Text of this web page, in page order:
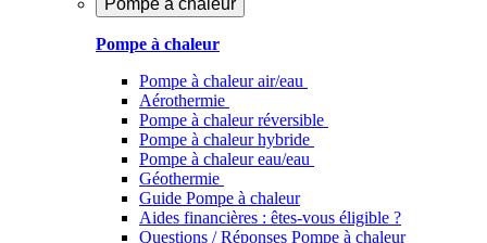
Pompe à chaleur
Pompe à chaleur
Pompe à chaleur air/eau
Aérothermie
Pompe à chaleur réversible
Pompe à chaleur hybride
Pompe à chaleur​ eau/eau
Géothermie
Guide Pompe à chaleur
Aides financières : êtes-vous éligible ?
Questions / Réponses Pompe à chaleur